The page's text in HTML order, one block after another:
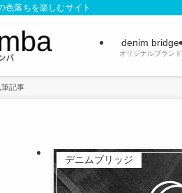
色落ちを楽しむサイト
denim bridge
オリジナルブランド
記事
デニムブリッジ